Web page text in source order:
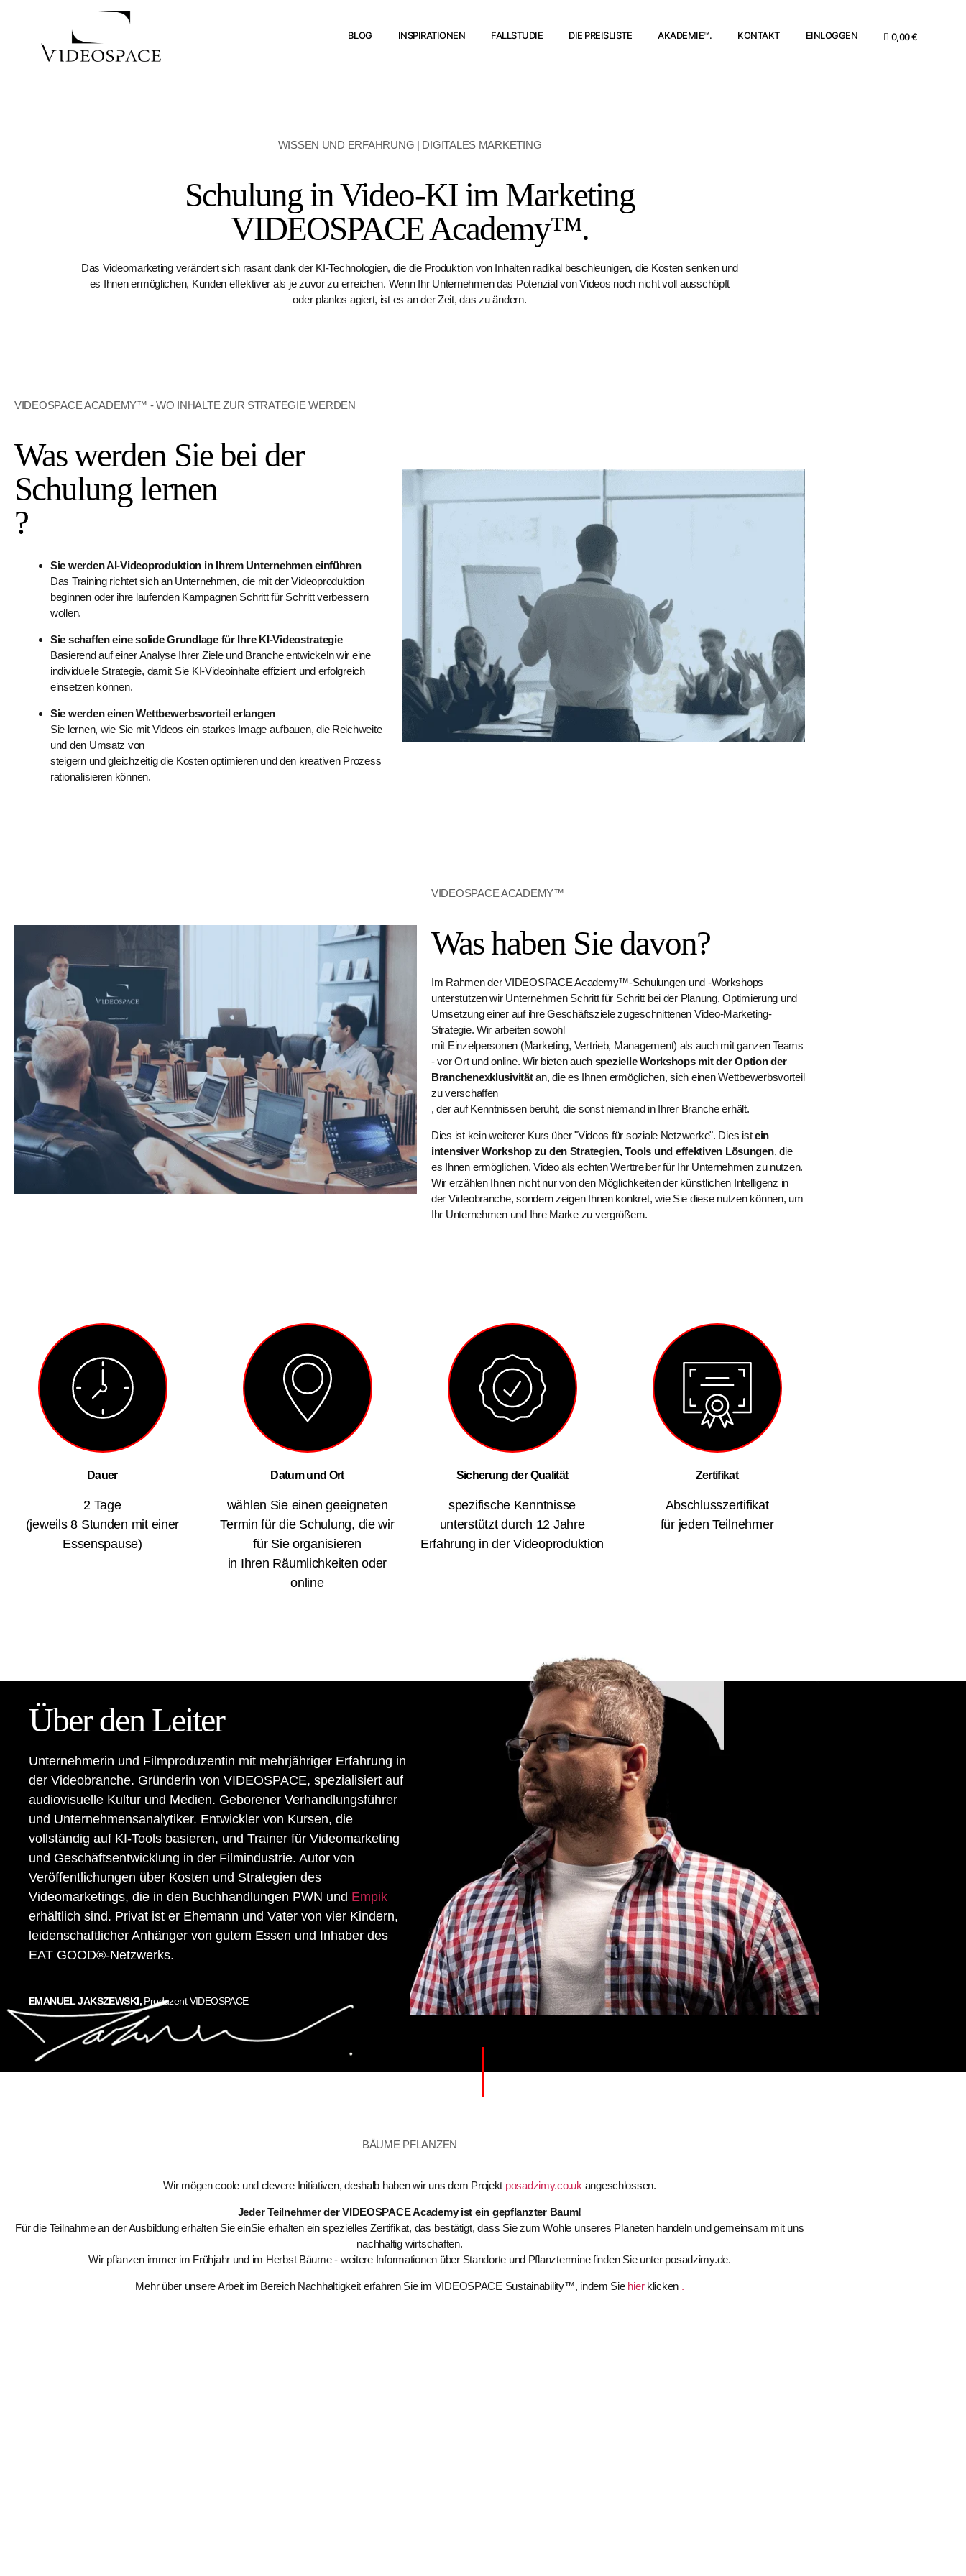
BLOG INSPIRATIONEN FALLSTUDIE DIE PREISLISTE AKADEMIE™. KONTAKT EINLOGGEN 0,00 €
WISSEN UND ERFAHRUNG | DIGITALES MARKETING
Schulung in Video-KI im Marketing
VIDEOSPACE Academy™.
Das Videomarketing verändert sich rasant dank der KI-Technologien, die die Produktion von Inhalten radikal beschleunigen, die Kosten senken und
es Ihnen ermöglichen, Kunden effektiver als je zuvor zu erreichen. Wenn Ihr Unternehmen das Potenzial von Videos noch nicht voll ausschöpft
oder planlos agiert, ist es an der Zeit, das zu ändern.
VIDEOSPACE ACADEMY™ - WO INHALTE ZUR STRATEGIE WERDEN
Was werden Sie bei der
Schulung lernen
?
Sie werden AI-Videoproduktion in Ihrem Unternehmen einführen
Das Training richtet sich an Unternehmen, die mit der Videoproduktion
beginnen oder ihre laufenden Kampagnen Schritt für Schritt verbessern
wollen.
Sie schaffen eine solide Grundlage für Ihre KI-Videostrategie
Basierend auf einer Analyse Ihrer Ziele und Branche entwickeln wir eine
individuelle Strategie, damit Sie KI-Videoinhalte effizient und erfolgreich
einsetzen können.
Sie werden einen Wettbewerbsvorteil erlangen
Sie lernen, wie Sie mit Videos ein starkes Image aufbauen, die Reichweite
und den Umsatz von
steigern und gleichzeitig die Kosten optimieren und den kreativen Prozess
rationalisieren können.
VIDEOSPACE ACADEMY™
Was haben Sie davon?
Im Rahmen der VIDEOSPACE Academy™-Schulungen und -Workshops
unterstützen wir Unternehmen Schritt für Schritt bei der Planung, Optimierung und
Umsetzung einer auf ihre Geschäftsziele zugeschnittenen Video-Marketing-
Strategie. Wir arbeiten sowohl
mit Einzelpersonen (Marketing, Vertrieb, Management) als auch mit ganzen Teams
- vor Ort und online. Wir bieten auch spezielle Workshops mit der Option der
Branchenexklusivitätan, die es Ihnen ermöglichen, sich einen Wettbewerbsvorteil
zu verschaffen
, der auf Kenntnissen beruht, die sonst niemand in Ihrer Branche erhält.
Dies ist kein weiterer Kurs über "Videos für soziale Netzwerke". Dies istein
intensiver Workshop zu den Strategien, Tools und effektiven Lösungen, die
es Ihnen ermöglichen, Video als echten Werttreiber für Ihr Unternehmen zu nutzen.
Wir erzählen Ihnen nicht nur von den Möglichkeiten der künstlichen Intelligenz in
der Videobranche, sondern zeigen Ihnen konkret, wie Sie diese nutzen können, um
Ihr Unternehmen und Ihre Marke zu vergrößern.
Dauer
2 Tage
(jeweils 8 Stunden mit einer
Essenspause)
Datum und Ort
wählen Sie einen geeigneten
Termin für die Schulung, die wir
für Sie organisieren
in Ihren Räumlichkeitenoder
online
Sicherung der Qualität
spezifische Kenntnisse
unterstützt durch 12 Jahre
Erfahrung in der Videoproduktion
Zertifikat
Abschlusszertifikat
für jeden Teilnehmer
Über den Leiter
Unternehmerin und Filmproduzentin mit mehrjähriger Erfahrung in
der Videobranche. Gründerin von VIDEOSPACE, spezialisiert auf
audiovisuelle Kultur und Medien. Geborener Verhandlungsführer
und Unternehmensanalytiker. Entwickler von Kursen, die
vollständig auf KI-Tools basieren, und Trainer für Videomarketing
und Geschäftsentwicklung in der Filmindustrie. Autor von
Veröffentlichungen über Kosten und Strategien des
Videomarketings, die in den Buchhandlungen PWN und Empik
erhältlich sind. Privat ist er Ehemann und Vater von vier Kindern,
leidenschaftlicher Anhänger von gutem Essen und Inhaber des
EAT GOOD®-Netzwerks.
EMANUEL JAKSZEWSKI,Produzent VIDEOSPACE
BÄUME PFLANZEN
Wir mögen coole und clevere Initiativen, deshalb haben wir uns dem Projekt posadzimy.co.uk angeschlossen.
Jeder Teilnehmer der VIDEOSPACE Academy ist ein gepflanzter Baum!
Für die Teilnahme an derAusbildung erhalten Sie einSie erhalten ein spezielles Zertifikat, das bestätigt, dass Sie zum Wohle unseres Planeten handeln und gemeinsam mit uns
nachhaltig wirtschaften.
Wir pflanzen immer im Frühjahr und im Herbst Bäume - weitere Informationen über Standorte und Pflanztermine finden Sie unter posadzimy.de.
Mehr über unsere Arbeit im Bereich Nachhaltigkeit erfahren Sie im VIDEOSPACE Sustainability™, indem Sie hierklicken .